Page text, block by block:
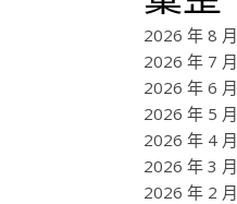
2026 年 8 月
2026 年 7 月
2026 年 6 月
2026 年 5 月
2026 年 4 月
2026 年 3 月
2026 年 2 月